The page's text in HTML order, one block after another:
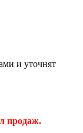
и уточнят
продаж.